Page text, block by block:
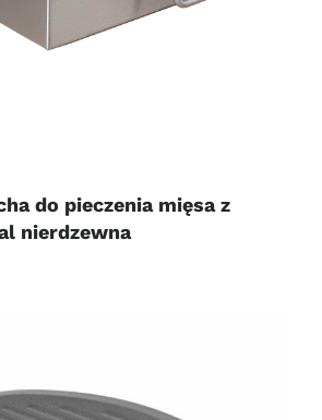
do pieczenia mięsa z
nierdzewna